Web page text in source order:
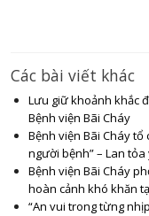
Các bài viết khác
Lưu giữ khoảnh khắc
Bệnh viện Bãi Cháy
Bệnh viện Bãi Cháy
người bệnh” – Lan
Bệnh viện Bãi Cháy
hoàn cảnh khó khăn
“An vui trong từng